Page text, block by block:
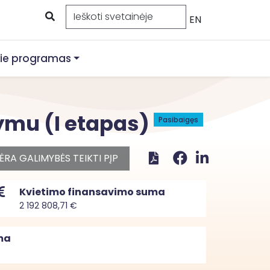
EN
programas
(I etapas) Pasibaigęs
GALIMYBĖS TEIKTI PĮP
Kvietimo finansavimo suma
2 192 808,71 €